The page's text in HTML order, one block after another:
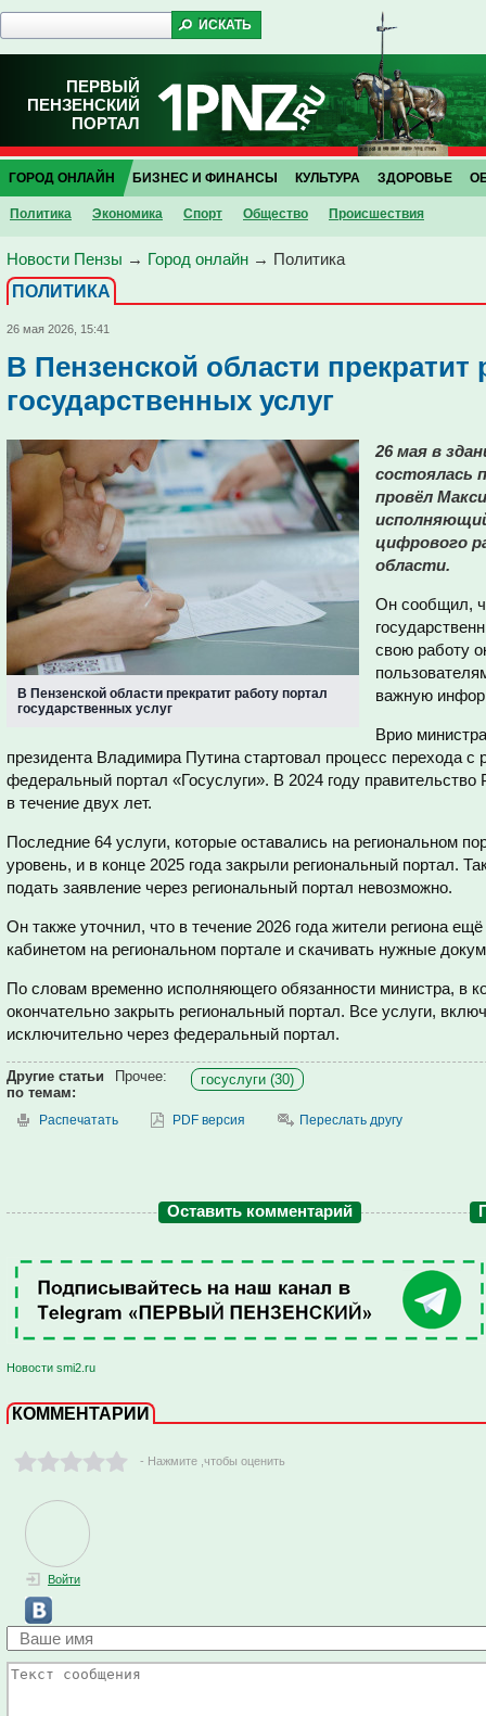
ПЕРВЫЙ
ПЕНЗЕНСКИЙ
ПОРТАЛ
ГОРОД ОНЛАЙН
Политика Экономика Спорт Общество Проиcшествия
БИЗНЕС И ФИНАНСЫ КУЛЬТУРА ЗДОРОВЬЕ
Новости Пензы → Город онлайн → Политика
ПОЛИТИКА
26 мая 2026, 15:41
В Пензенской области прекратит
государственных услуг
В Пензенской области прекратит работу портал
государственных услуг
26 мая в
состоялась
провёл
цифрового
области.
Он сообщил,
свою работу
важную
Врио
президента Владимира Путина стартовал процесс перехода с
федеральный портал «Госуслуги». В 2024 году
в течение двух лет.
Последние 64 услуги, которые оставались на региональном
уровень, и в конце 2025 года закрыли региональный портал.
подать заявление через региональный портал невозможно.
Он также уточнил, что в течение 2026 года жители региона
кабинетом на региональном портале и скачивать нужные
По словам временно исполняющего обязанности министра, в
окончательно закрыть региональный портал. Все услуги,
исключительно через федеральный портал.
Другие статьи
по темам:
Прочее: госуслуги (30)
Распечатать PDF версия Переслать другу
Оставить комментарий
Новости smi2.ru
КОММЕНТАРИИ
- Нажмите ,чтобы оценить
Войти